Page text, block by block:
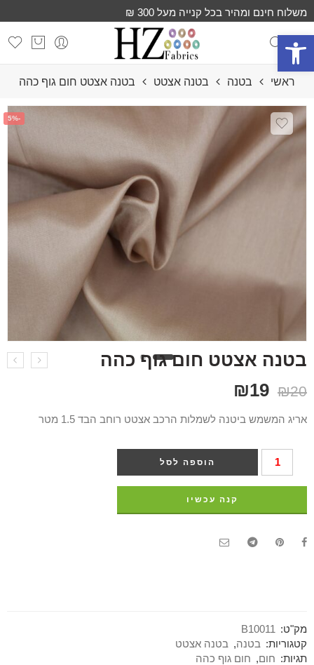
פתח סרגל נגישות
משלוח חינם ומהיר בכל קנייה מעל 300 ₪
ראשי בטנה בטנה אצטט בטנה אצטט חום גוף כהה
-5%
בטנה אצטט חום גוף כהה
₪20
₪19
אריג המשמש ביטנה לשמלות הרכב אצטט רוחב הבד 1.5 מטר
הוספה לסל
קנה עכשיו
מק"ט:
B10011
קטגוריות: בטנה, בטנה אצטט
תגיות: חום, חום גוף כהה